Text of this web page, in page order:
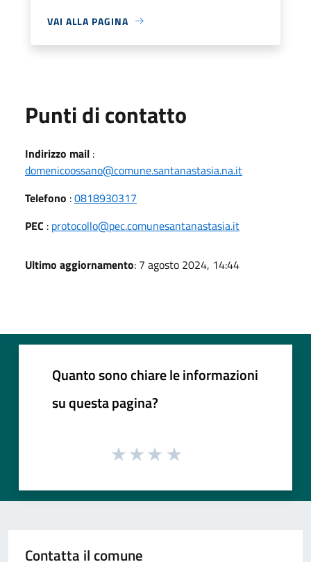
VAI ALLA PAGINA
Punti di contatto
Indirizzo mail :
domenicoossano@comune.santanastasia.na.it
Telefono :0818930317
PEC : protocollo@pec.comunesantanastasia.it
Ultimo aggiornamento: 7 agosto 2024, 14:44
Quanto sono chiare le informazioni
su questa pagina?
Contatta il comune